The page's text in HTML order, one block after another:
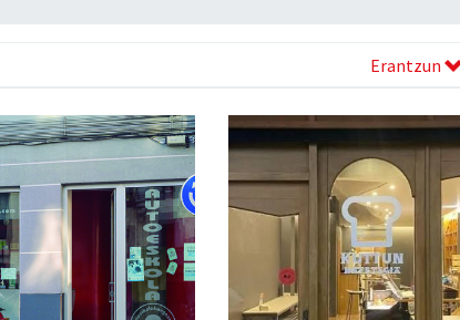
Erantzun